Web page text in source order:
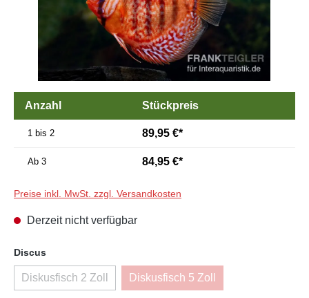
Anzahl Stückpreis
1 bis 2 89,95 €*
Ab 3 84,95 €*
Preise inkl. MwSt. zzgl. Versandkosten
Derzeit nicht verfügbar
Discusauswählen
Diskusfisch 2 Zoll
(Diese Option ist zurzeit nicht verfügbar.)
Diskusfisch 5 Zoll
(Diese Option ist zurzeit nicht